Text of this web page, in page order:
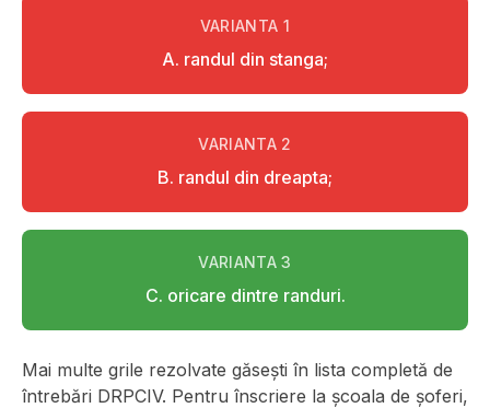
VARIANTA 1
A. randul din stanga;
VARIANTA 2
B. randul din dreapta;
VARIANTA3
C. oricare dintre randuri.
Mai multe grile rezolvate găsești în lista completă de
întrebări DRPCIV. Pentru înscriere la școala de șoferi,